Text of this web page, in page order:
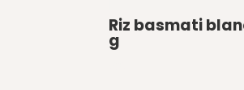
Riz basmati
g